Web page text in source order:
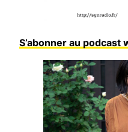
S’abonner au podcast